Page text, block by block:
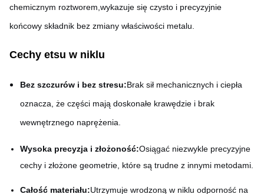
chemicznym roztworem,wykazuje się czysto i precyzyjnie
końcowy składnik bez zmiany właściwości metalu.
Cechy etsu w niklu
Bez szczurów i bez stresu:Brak sił mechanicznych i ciepła
oznacza, że części mają doskonałe krawędzie i brak
wewnętrznego naprężenia.
Wysoka precyzja i złożoność:Osiągać niezwykle precyzyjne
cechy i złożone geometrie, które są trudne z innymi metodami.
Całość materiału:Utrzymuje wrodzoną w niklu odporność na